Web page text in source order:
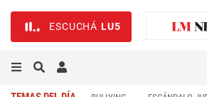
ESCUCHÁ LU5